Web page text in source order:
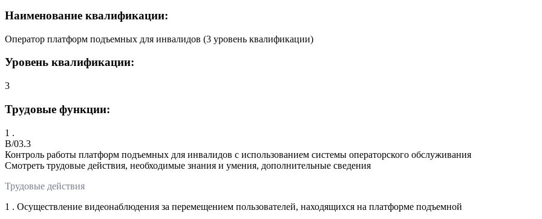
Наименование квалификации:
Оператор платформ подъемных для инвалидов (3 уровень квалификации)
Уровень квалификации:
3
Трудовые функции:
1 .
B/03.3
Контроль работы платформ подъемных для инвалидов с использованием системы операторского обслуживания
Смотреть трудовые действия, необходимые знания и умения, дополнительные сведения
Трудовые действия
1 . Осуществление видеонаблюдения за перемещением пользователей, находящихся на платформе подъемной